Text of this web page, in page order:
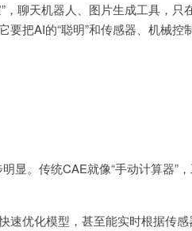
，聊天机器人、图片生成工具，
把AI的“聪明”和传感器、机械控
显。传统CAE就像“手动计算器”
速优化模型，甚至能实时根据传